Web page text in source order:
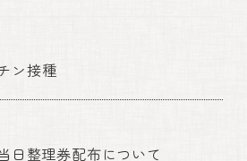
ン接種
日整理券配布について